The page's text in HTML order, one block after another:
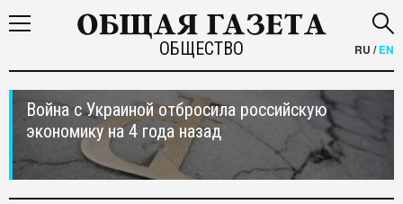
ОБЩЕСТВО RU /EN
Война с Украиной отбросила российскую
экономику на 4 года назад